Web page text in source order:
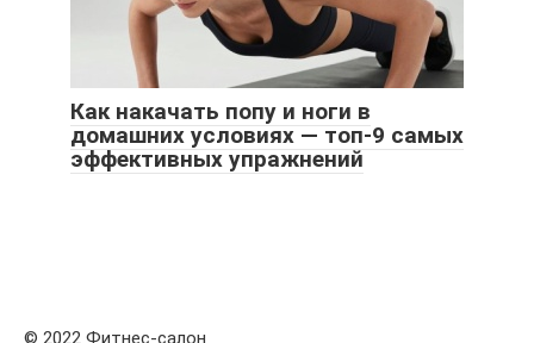
Как накачать попу и ноги в
домашних условиях — топ-9 самых
эффективных упражнений
© 2022 Фитнес-салон